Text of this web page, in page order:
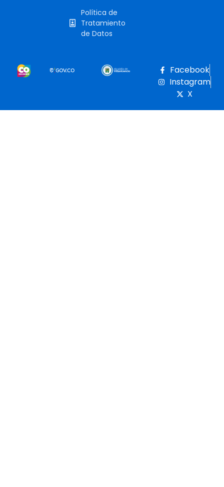
Política de
Tratamiento
de Datos
Facebook
Instagram
X